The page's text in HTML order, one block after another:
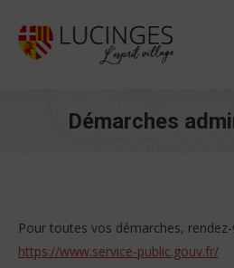
Démarches
Pour toutes vos démarches,
https://www.service-public.gouv.fr/